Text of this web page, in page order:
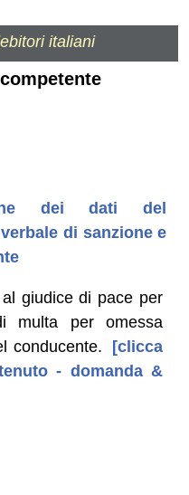
italiani
dei dati del
di sanzione e
giudice di pace per
multa per omessa
conducente.
[clicca
- domanda &